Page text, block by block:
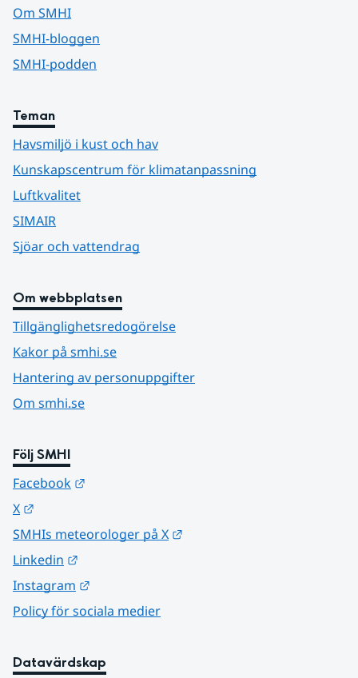
Om SMHI
SMHI-bloggen
SMHI-podden
Teman
Havsmiljö i kust och hav
Kunskapscentrum för klimatanpassning
Luftkvalitet
SIMAIR
Sjöar och vattendrag
Om webbplatsen
Tillgänglighetsredogörelse
Kakor på smhi.se
Hantering av personuppgifter
Om smhi.se
Följ SMHI
Facebook
X
SMHIs meteorologer på X
Linkedin
Instagram
Policy för sociala medier
Datavärdskap